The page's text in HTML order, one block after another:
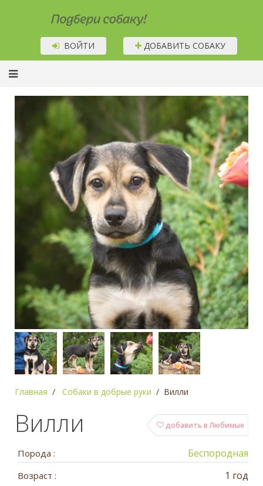
Подбери собаку!
ВОЙТИ ДОБАВИТЬ СОБАКУ
Главная Собаки в добрые руки Вилли
добавить в Любимые
Вилли
Порода : Беспородная
Возраст : 1 год